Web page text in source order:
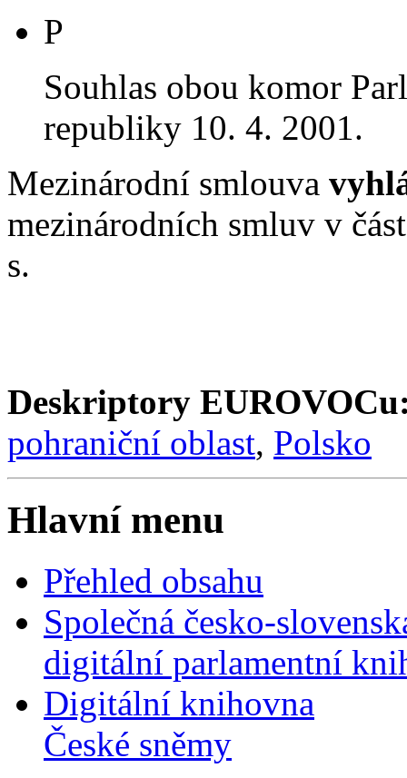
P
Souhlas obou komor
republiky 10. 4. 2001.
Mezinárodní smlouva
mezinárodních smluv v
s.
Deskriptory
pohraniční oblast, Polsko
Hlavní menu
Přehled obsahu
Společná česko-
digitální parlamentní
Digitální knihovna
České sněmy